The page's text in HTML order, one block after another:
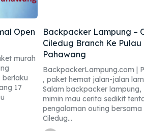
Open
murah
berlaku
17
Backpacker Lampung –
Ciledug Branch Ke Pulau
Pahawang
BackpackerLampung.com |
, paket hemat jalan-jalan
Salam backpacker lampung,
mimin mau cerita sedikit
pengalaman outing
Ciledug...